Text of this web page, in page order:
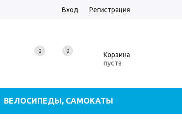
Вход Регистрация
0 0
Корзина
пуста
ВЕЛОСИПЕДЫ, САМОКАТЫ